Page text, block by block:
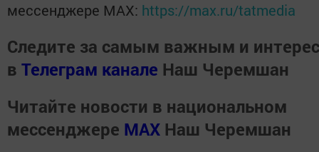
мессенджере MАХ: https://max.ru/tatmedia
Следите за самым важным и
в Телеграм канале Наш Черемшан
Читайте новости в национальном
мессенджере MАХ Наш Черемшан